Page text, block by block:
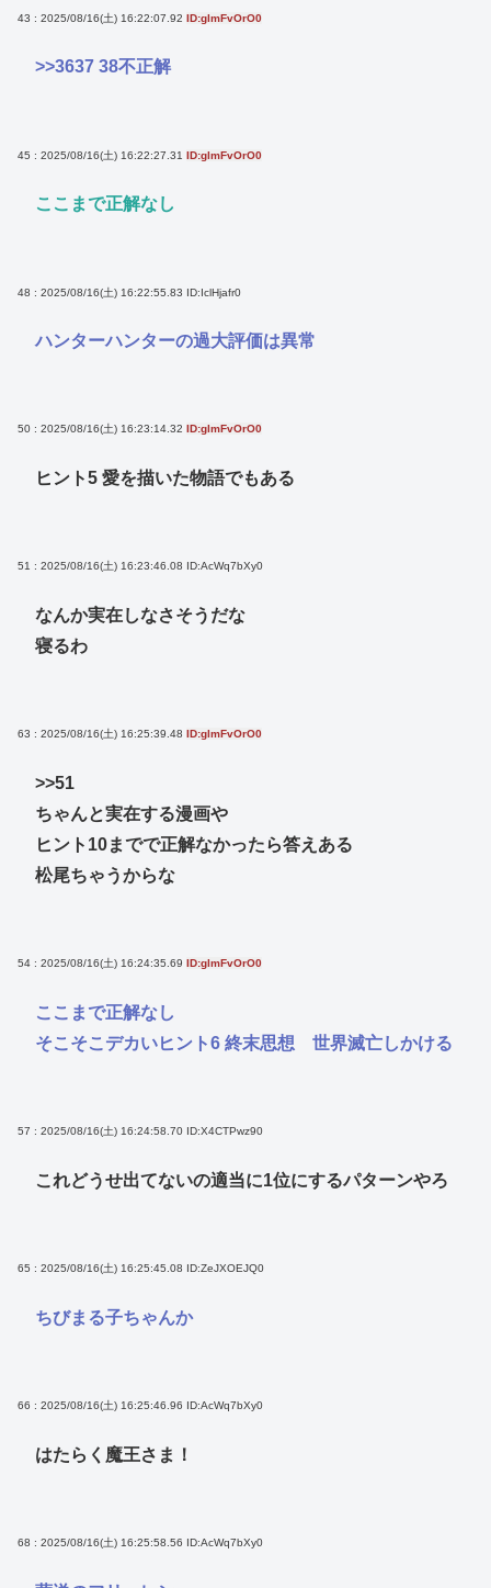
43 : 2025/08/16(土) 16:22:07.92 ID:glmFvOrO0
>>3637 38不正解
45 : 2025/08/16(土) 16:22:27.31 ID:glmFvOrO0
ここまで正解なし
48 : 2025/08/16(土) 16:22:55.83 ID:IclHjafr0
ハンターハンターの過大評価は異常
50 : 2025/08/16(土) 16:23:14.32 ID:glmFvOrO0
ヒント5 愛を描いた物語でもある
51 : 2025/08/16(土) 16:23:46.08 ID:AcWq7bXy0
なんか実在しなさそうだな
寝るわ
63 : 2025/08/16(土) 16:25:39.48 ID:glmFvOrO0
>>51
ちゃんと実在する漫画や
ヒント10までで正解なかったら答えある
松尾ちゃうからな
54 : 2025/08/16(土) 16:24:35.69 ID:glmFvOrO0
ここまで正解なし
そこそこデカいヒント6 終末思想 世界滅亡しかける
57 : 2025/08/16(土) 16:24:58.70 ID:X4CTPwz90
これどうせ出てないの適当に1位にするパターンやろ
65 : 2025/08/16(土) 16:25:45.08 ID:ZeJXOEJQ0
ちびまる子ちゃんか
66 : 2025/08/16(土) 16:25:46.96 ID:AcWq7bXy0
はたらく魔王さま！
68 : 2025/08/16(土) 16:25:58.56 ID:AcWq7bXy0